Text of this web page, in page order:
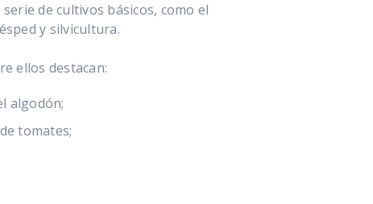
de cultivos básicos, como el
y silvicultura.
ellos destacan:
algodón;
tomates;